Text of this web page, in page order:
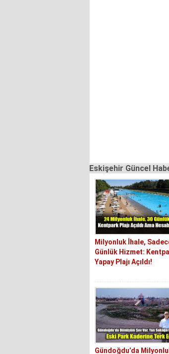
Eskişehir Güncel
Milyonluk İhale,
Günlük Hizmet:
Yapay Plajı Açıldı!
Gündoğdu’da